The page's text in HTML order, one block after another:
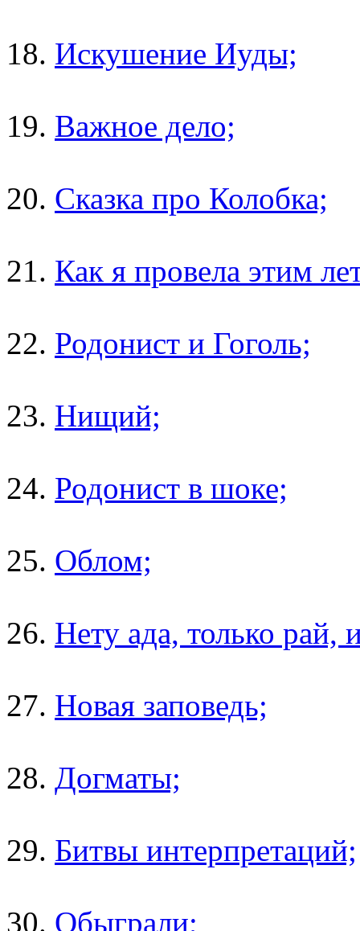
18. Искушение Иуды;
19. Важное дело;
20. Сказка про Колобка;
21. Как я провела этим
22. Родонист и Гоголь;
23. Нищий;
24. Родонист в шоке;
25. Облом;
26. Нету ада, только рай,
27. Новая заповедь;
28. Догматы;
29. Битвы интерпретаций;
30. Обыграли;